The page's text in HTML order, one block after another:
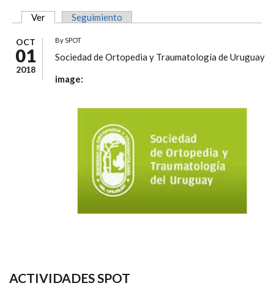
SOLAPAS PRINCIPALES
Ver (solapa activa)
Seguimiento
OCT
01
2018
BySPOT
Sociedad de Ortopedia y Traumatología de Uruguay
image:
ACTIVIDADES SPOT